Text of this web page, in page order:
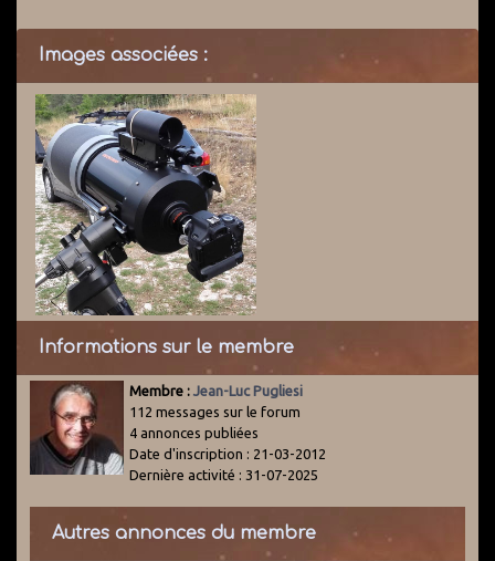
Images associées :
Informations sur le membre
Membre : Jean-Luc Pugliesi
112 messages sur le forum
4 annonces publiées
Date d'inscription : 21-03-2012
Dernière activité : 31-07-2025
Autres annonces du membre